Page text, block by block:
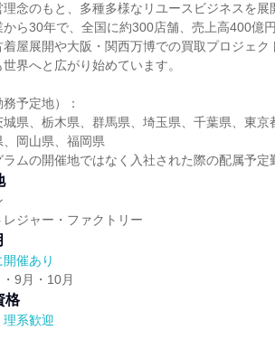
理念のもと、多種多様なリユースビジネスを展
ら30年で、全国に約300店舗、売上高400億円
屋展開や大阪・関西万博での買取プロジェク
界へと広がり始めています。
予定地）：
県、栃木県、群馬県、埼玉県、千葉県、東
、岡山県、福岡県
ムの開催地ではなく入社された際の配属予定
ジャー・ファクトリー
催あり
9月・10月
格
系歓迎